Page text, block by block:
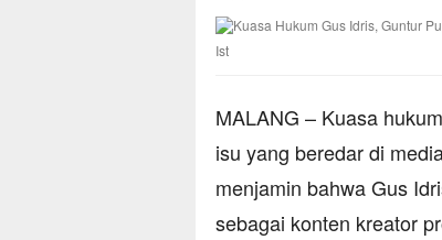
Ist
MALANG – Kuasa
isu yang beredar di
menjamin bahwa Gus
sebagai konten kreator